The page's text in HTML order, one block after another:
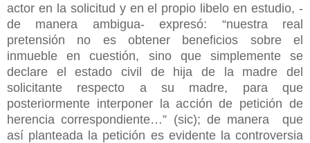
actor en la solicitud y en el propio libelo en estudio, -
de manera ambigua- expresó: “nuestra real
pretensión no es obtener beneficios sobre el
inmueble en cuestión, sino que simplemente se
declare el estado civil de hija de la madre del
solicitante respecto a su madre, para que
posteriormente interponer la acción de petición de
herencia correspondiente…” (sic); de manera que
así planteada la petición es evidente la controversia